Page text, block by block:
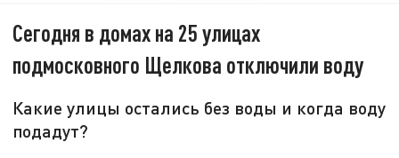
Сегодня в домах на 25 улицах
подмосковного Щелкова отключили воду
Какие улицы остались без воды и когда воду
подадут?